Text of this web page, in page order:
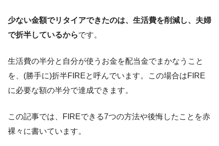
少ない金額でリタイアできたのは、生活費を削減し、夫婦
で折半しているからです。
生活費の半分と自分が使うお金を配当金でまかなうこと
を、(勝手に)折半FIREと呼んでいます。この場合はFIRE
に必要な額の半分で達成できます。
この記事では、FIREできる7つの方法や後悔したことを赤
裸々に書いています。